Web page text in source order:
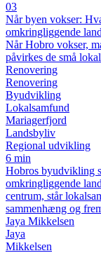
03
Når byen vokser:
omkringliggende
Når Hobro vokser,
påvirkes de små
Renovering
Renovering
Byudvikling
Lokalsamfund
Mariagerfjord
Landsbyliv
Regional udvikling
6 min
Hobros byudvikling
omkringliggende
centrum, står
sammenhæng og
Jaya Mikkelsen
Jaya
Mikkelsen